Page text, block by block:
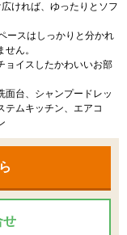
ければ、ゆったりとソフ
ースはしっかりと分かれ
ん。
ョイスしたかわいいお部
面台、シャンプードレッ
テムキッチン、エアコ
せ